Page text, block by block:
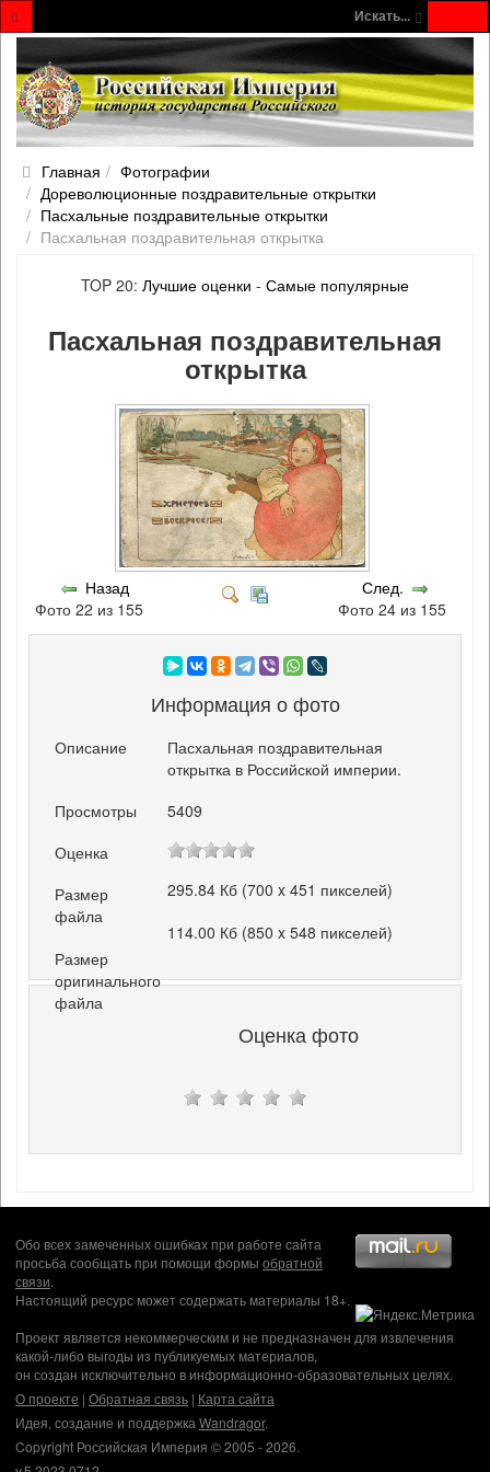
Искать...
Главная
Фотографии
Дореволюционные поздравительные открытки
Пасхальные поздравительные открытки
Пасхальная поздравительная открытка
TOP 20: Лучшие оценки - Самые популярные
Пасхальная поздравительная
открытка
Назад
Фото 22 из 155
След.
Фото 24 из 155
Информация о фото
Описание
Пасхальная поздравительная
открытка в Российской империи.
Просмотры
5409
Оценка
Размер
файла
295.84 Кб (700 x 451 пикселей)
Размер
оригинального
файла
114.00 Кб (850 x 548 пикселей)
Оценка фото
Обо всех замеченных ошибках при работе сайта
просьба сообщать при помощи формы обратной
связи.
Настоящий ресурс может содержать материалы 18+.
Проект является некоммерческим и не предназначен для извлечения
какой-либо выгоды из публикуемых материалов,
он создан исключительно в информационно-образовательных целях.
О проекте | Обратная связь | Карта сайта
Идея, создание и поддержка Wandragor.
Copyright Российская Империя © 2005 - 2026.